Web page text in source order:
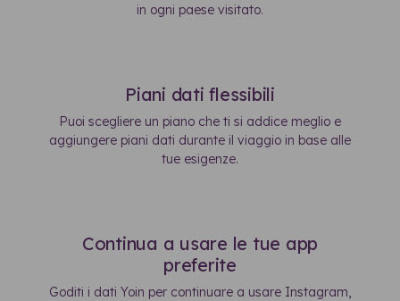
in ogni paese visitato.
Piani dati flessibili
Puoi scegliere un piano che ti si addice meglio e
aggiungere piani dati durante il viaggio in base alle
tue esigenze.
Continua a usare le tue app
preferite
Goditi i dati Yoin per continuare a usare Instagram,